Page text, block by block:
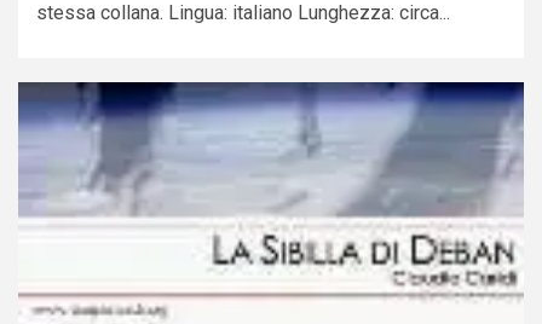
stessa collana. Lingua: italiano Lunghezza: circa...